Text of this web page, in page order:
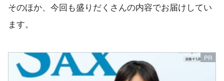
そのほか、今回も盛りだくさんの内容でお届けしてい
ます。